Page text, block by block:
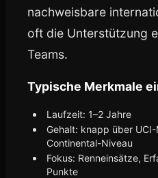
nachweisbare
oft die Unterstützung
Teams.
Typische Merkmale
Laufzeit: 1–2 Jahre
Gehalt: knapp über
Continental-Niveau
Fokus: Renneinsätze,
Punkte